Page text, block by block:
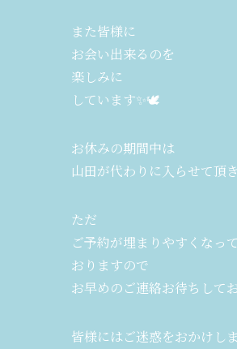
また皆様に
お会い出来るのを
楽しみに
しています✨🕊️
お休みの期間中は
山田が代わりに入らせて頂
ただ
ご予約が埋まりやすくなって
おりますので
お早めのご連絡お待ちしてお
皆様にはご迷惑をおかけし